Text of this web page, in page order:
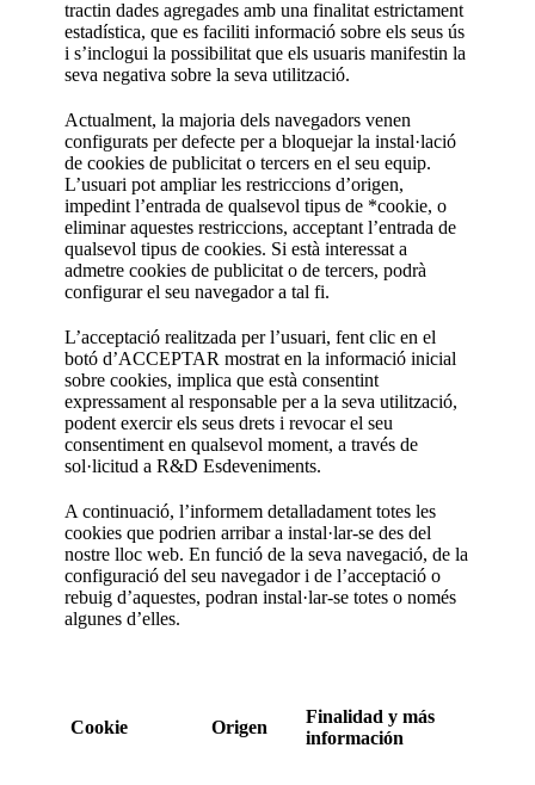
tractin dades agregades amb una finalitat estrictament
estadística, que es faciliti informació sobre els seus ús
i s’inclogui la possibilitat que els usuaris manifestin la
seva negativa sobre la seva utilització.
Actualment, la majoria dels navegadors venen
configurats per defecte per a bloquejar la instal·lació
de cookies de publicitat o tercers en el seu equip.
L’usuari pot ampliar les restriccions d’origen,
impedint l’entrada de qualsevol tipus de *cookie, o
eliminar aquestes restriccions, acceptant l’entrada de
qualsevol tipus de cookies. Si està interessat a
admetre cookies de publicitat o de tercers, podrà
configurar el seu navegador a tal fi.
L’acceptació realitzada per l’usuari, fent clic en el
botó d’ACCEPTAR mostrat en la informació inicial
sobre cookies, implica que està consentint
expressament al responsable per a la seva utilització,
podent exercir els seus drets i revocar el seu
consentiment en qualsevol moment, a través de
sol·licitud a R&D Esdeveniments.
A continuació, l’informem detalladament totes les
cookies que podrien arribar a instal·lar-se des del
nostre lloc web. En funció de la seva navegació, de la
configuració del seu navegador i de l’acceptació o
rebuig d’aquestes, podran instal·lar-se totes o només
algunes d’elles.
Cookie Origen
Finalidad y más
información